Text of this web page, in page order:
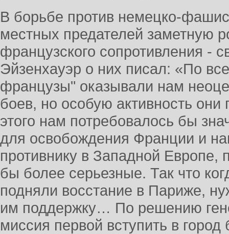
В борьбе против немецко-
местных предателей заметную
французского сопротивления -
Эйзенхауэр о них писал: «По
французы" оказывали нам
боев, но особую активность
этого нам потребовалось бы
для освобождения Франции и
противнику в Западной Европе,
бы более серьезные. Так что
подняли восстание в Париже,
им поддержку… По решению
миссия первой вступить в